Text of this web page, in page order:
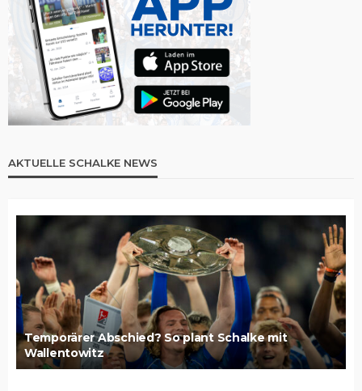
AKTUELLE SCHALKE NEWS
Temporärer Abschied? So plant Schalke mit
Wallentowitz